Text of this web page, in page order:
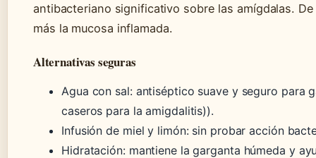
antibacteriano significativo sobre las amígdalas.
más la mucosa inflamada.
Alternativas seguras
Agua con sal: antiséptico suave y seguro para
caseros para la amigdalitis)).
Infusión de miel y limón: sin probar acción
Hidratación: mantiene la garganta húmeda y